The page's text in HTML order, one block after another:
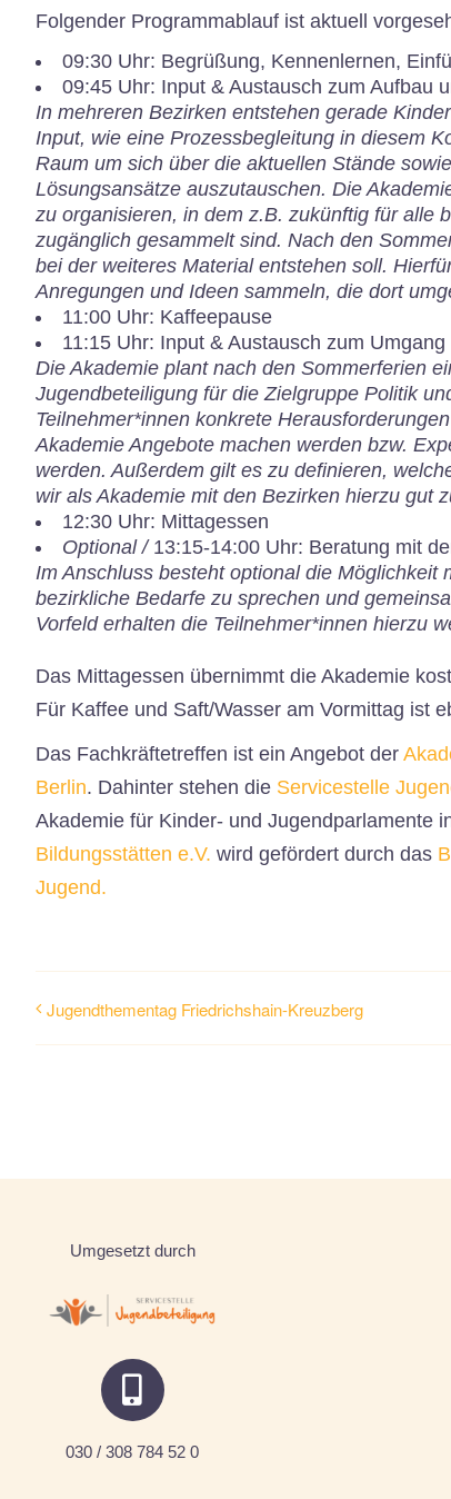
Folgender Programmablauf ist aktuell
09:30 Uhr: Begrüßung, Kennenlernen,
09:45 Uhr: Input & Austausch zum Aufbau
In mehreren Bezirken entstehen gerade
Input, wie eine Prozessbegleitung in diesem
Raum um sich über die aktuellen Stände
Lösungsansätze auszutauschen. Die
zu organisieren, in dem z.B. zukünftig für alle
zugänglich gesammelt sind. Nach den
bei der weiteres Material entstehen soll.
Anregungen und Ideen sammeln, die dort
11:00 Uhr: Kaffeepause
11:15 Uhr: Input & Austausch zum
Die Akademie plant nach den Sommerferien
Jugendbeteiligung für die Zielgruppe Politik
Teilnehmer*innen konkrete
Akademie Angebote machen werden bzw.
werden. Außerdem gilt es zu definieren,
wir als Akademie mit den Bezirken hierzu gut
12:30 Uhr: Mittagessen
Optional / 13:15-14:00 Uhr: Beratung mit
Im Anschluss besteht optional die
bezirkliche Bedarfe zu sprechen und
Vorfeld erhalten die Teilnehmer*innen hierzu
Das Mittagessen übernimmt die Akademie
Für Kaffee und Saft/Wasser am Vormittag ist
Das Fachkräftetreffen ist ein Angebot der
Berlin. Dahinter stehen die Servicestelle
Akademie für Kinder- und Jugendparlamente
Bildungsstätten e.V. wird gefördert durch das
Jugend.
Jugendthementag Friedrichshain-Kreuzberg
Umgesetzt durch
030 / 308 784 52 0